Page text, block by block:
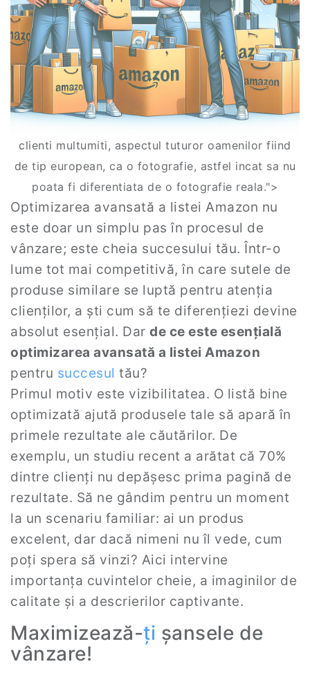
clienti multumiti, aspectul tuturor oamenilor fiind
de tip european, ca o fotografie, astfel incat sa nu
poata fi diferentiata de o fotografie reala.">
Optimizarea avansată a listei Amazon nu
este doar un simplu pas în procesul de
vânzare; este cheia succesului tău. Într-o
lume tot mai competitivă, în care sutele de
produse similare se luptă pentru atenția
clienților, a ști cum să te diferențiezi devine
absolut esențial. Dar de ce este esențială
optimizarea avansată a listei Amazon
pentru succesul tău?
Primul motiv este vizibilitatea. O listă bine
optimizată ajută produsele tale să apară în
primele rezultate ale căutărilor. De
exemplu, un studiu recent a arătat că 70%
dintre clienți nu depășesc prima pagină de
rezultate. Să ne gândim pentru un moment
la un scenariu familiar: ai un produs
excelent, dar dacă nimeni nu îl vede, cum
poți spera să vinzi? Aici intervine
importanța cuvintelor cheie, a imaginilor de
calitate și a descrierilor captivante.
Maximizează-ți șansele de
vânzare!